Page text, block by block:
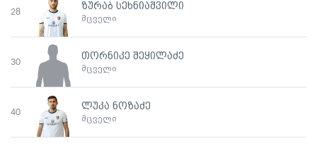
28
ზურაბ სეხნიაშვილი
მცველი
30
თორნიკე შეყილაძე
მცველი
40
ლუკა ნოზაძე
მცველი